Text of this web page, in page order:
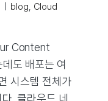
blog, Cloud
Content
도 배포는 여
시스템 전체가
. 클라우드 네